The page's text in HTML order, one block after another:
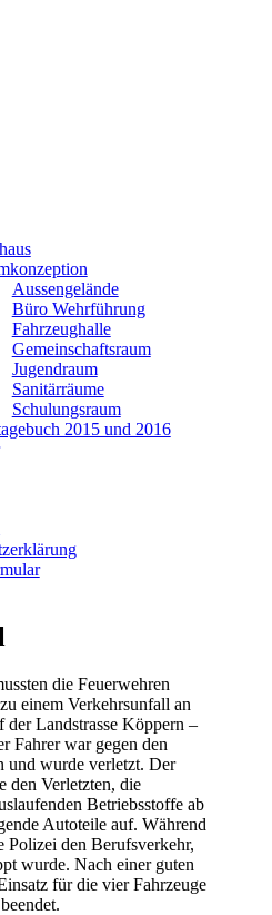
Aussengelände
Büro Wehrführung
Fahrzeughalle
Gemeinschaftsraum
Jugendraum
Sanitärräume
Schulungsraum
2015 und 2016
die Feuerwehren
einem Verkehrsunfall an
der Landstrasse Köppern –
Fahrer war gegen den
und wurde verletzt. Der
den Verletzten, die
Betriebsstoffe ab
Autoteile auf. Während
Polizei den Berufsverkehr,
wurde. Nach einer guten
für die vier Fahrzeuge